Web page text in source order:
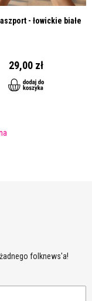
- łowickie białe
29,00 zł
folknews'a!